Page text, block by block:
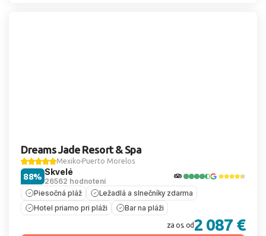
Dreams Jade Resort & Spa
Mexiko Puerto Morelos
Skvelé
26562 hodnotení
88%
Piesočná pláž
Ležadlá a slnečníky zdarma
Hotel priamo pri pláži
Bar na pláži
za os. od2 087 €